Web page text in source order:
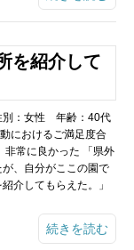
を紹介して
：女性 年齢：40代
におけるご満足度合
非常に良かった 「県外
、自分がここの園で
介してもらえた。」
続きを読む